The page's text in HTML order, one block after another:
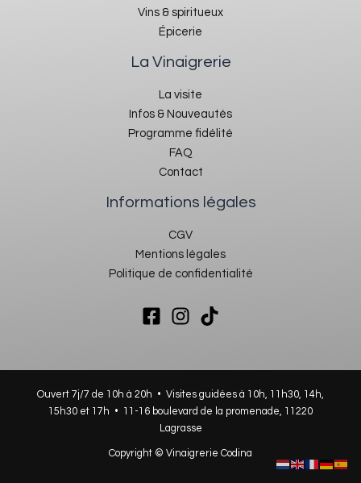
Vins & spiritueux
Épicerie
La Vinaigrerie
La visite
Infos & Nouveautés
Programme fidélité
FAQ
Contact
Informations légales
CGV
Mentions légales
Politique de confidentialité
Ouvert 7j/7 de 10h à 20h • Visites guidées à 10h, 11h30, 14h,
15h30 et 17h •
11-16 boulevard de la promenade, 11220
Lagrasse
Copyright © Vinaigrerie Codina